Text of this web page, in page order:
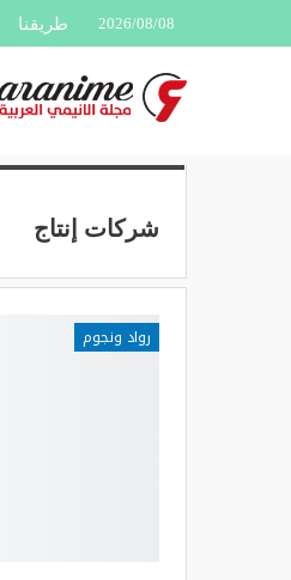
2026/08/08 طريقنا
شركات إنتاج
رواد ونجوم